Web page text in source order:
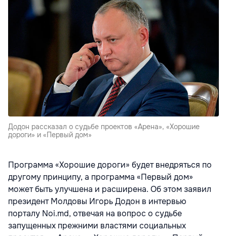
Додон рассказал о судьбе проектов «Арена», «Хорошие
дороги» и «Первый дом»
Программа «Хорошие дороги» будет внедряться по
другому принципу, а программа «Первый дом»
может быть улучшена и расширена. Об этом заявил
президент Молдовы Игорь Додон в интервью
порталу Noi.md, отвечая на вопрос о судьбе
запущенных прежними властями социальных